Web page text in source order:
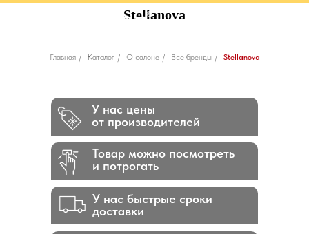
Stellanova
Главная / Каталог / О салоне / Все бренды / Stellanova
У нас быстрые сроки
доставки
Товар можно посмотреть
и потрогать
У нас цены
от производителей